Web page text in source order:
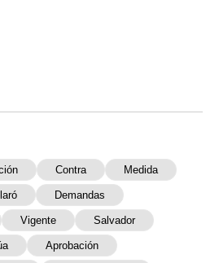
Contra Medida
Demandas
Vigente Salvador
Aprobación